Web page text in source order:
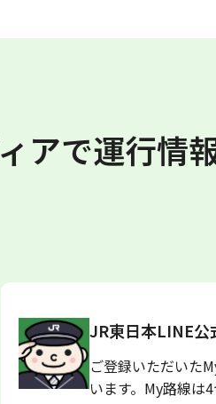
アで運行情
JR東日本LINE公
ご登録いただいた
います。My路線は